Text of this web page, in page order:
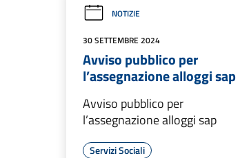
NOTIZIE
30 SETTEMBRE 2024
Avviso pubblico per
l’assegnazione alloggi sap
Avviso pubblico per
l’assegnazione alloggi sap
Servizi Sociali